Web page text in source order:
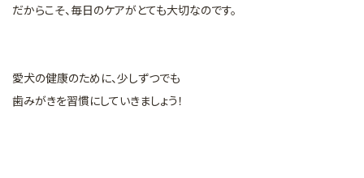
だからこそ、毎日のケアがとても大切なのです。
愛犬の健康のために、少しずつでも
歯みがきを習慣にしていきましょう！